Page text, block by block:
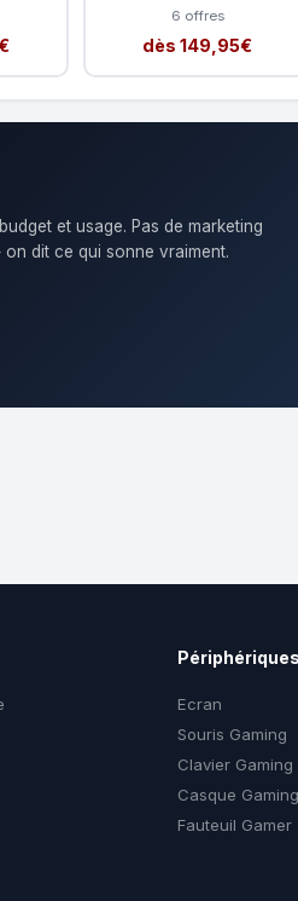
6 offres
dès 149,95€
et usage. Pas de marketing
dit ce qui sonne vraiment.
Ecran
Souris Gaming
Clavier Gaming
Casque Gaming
Fauteuil Gamer